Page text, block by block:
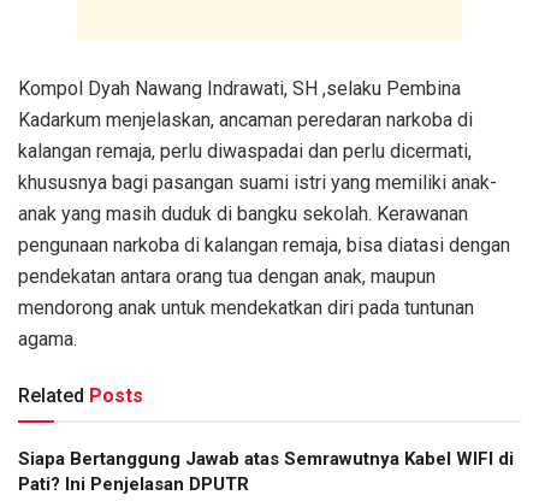
Kompol Dyah Nawang Indrawati, SH ,selaku Pembina
Kadarkum menjelaskan, ancaman peredaran narkoba di
kalangan remaja, perlu diwaspadai dan perlu dicermati,
khususnya bagi pasangan suami istri yang memiliki anak-
anak yang masih duduk di bangku sekolah. Kerawanan
pengunaan narkoba di kalangan remaja, bisa diatasi dengan
pendekatan antara orang tua dengan anak, maupun
mendorong anak untuk mendekatkan diri pada tuntunan
agama.
Related Posts
Siapa Bertanggung Jawab atas Semrawutnya Kabel WIFI di
Pati? Ini Penjelasan DPUTR